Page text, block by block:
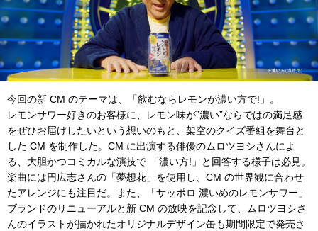
今回の新 CM のテーマは、「飲むならレモンが濃い方で!」。
レモンサワー好きのお客様に、レモン味が”濃い”ならではの満足感
をぜひお届けしたいという想いのもと、架空のクイズ番組を舞台と
した CM を制作した。CM に出演する俳優のムロツヨシさんによ
る、大胆かつコミカルな演技で 「濃い方!」と回答する様子は必見。
楽曲には円広志さんの「夢想花」を使用し、CM の世界観に合わせ
たアレンジにも注目だ。また、「サッポロ 濃いめのレモンサワー」
ブランドのリニューアルと新 CM の放映を記念して、ムロツヨシさ
んのイラストが描かれたオリジナルデザイン缶も期間限定で発売さ